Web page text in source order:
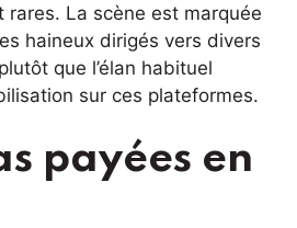
La scène est marquée
haineux dirigés vers divers
que l’élan habituel
sur ces plateformes.
payées en